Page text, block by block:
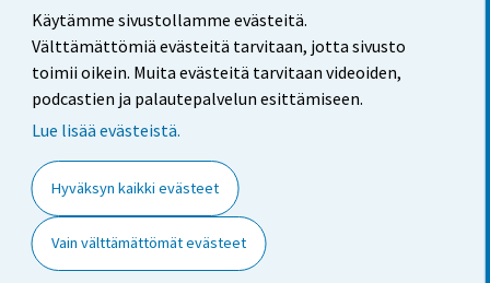
Käytämme sivustollamme evästeitä.
Välttämättömiä evästeitä tarvitaan, jotta sivusto
toimii oikein. Muita evästeitä tarvitaan videoiden,
podcastien ja palautepalvelun esittämiseen.
Lue lisää evästeistä.
Hyväksyn kaikki evästeet
Vain välttämättömät evästeet
Palaute
Käyttöehdot
Saavutettavuus
Tietoa sivustosta
Evästeasetukset